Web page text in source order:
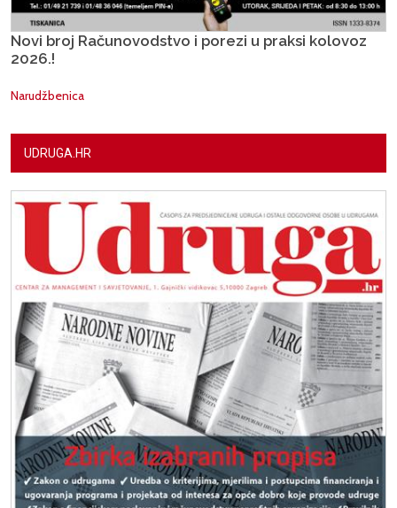
Novi broj Računovodstvo i porezi u praksi kolovoz
2026.!
Narudžbenica
UDRUGA.HR